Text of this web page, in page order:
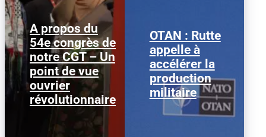
A propos du
54e congrès de
notre CGT – Un
point de vue
ouvrier
révolutionnaire
Nous publions ci-
dessous ce texte afin
d’alimenter le débat au
sein de la CGT, dans la
perspective...
OTAN : Rutte
appelle à
accélérer la
production
militaire
Mark Rutte © Justin
Sullivan/ Getty Images
Le secrétaire général de
l’OTAN, Mark Rutte, a
appelé à...